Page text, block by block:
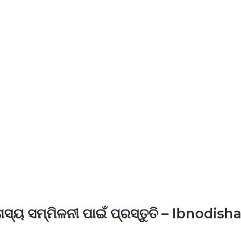
ସମ୍ମିଳନୀ ପାଇଁ ପ୍ରସ୍ତୁତି – Ibnodisha